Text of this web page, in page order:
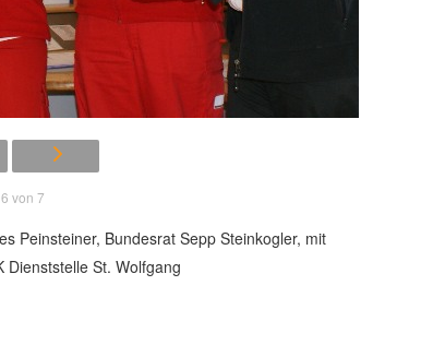
von 7
Peinsteiner, Bundesrat Sepp Steinkogler, mit
Dienststelle St. Wolfgang